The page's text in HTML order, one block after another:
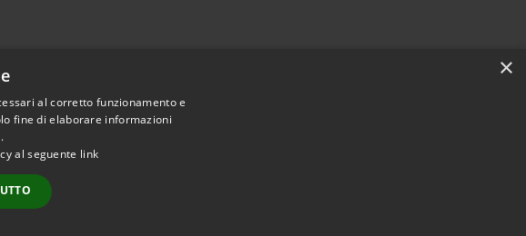
© 2026 • Comune di Olmo al Brembo • Powered by
×
al corretto funzionamento e
fine di elaborare informazioni
al seguente link